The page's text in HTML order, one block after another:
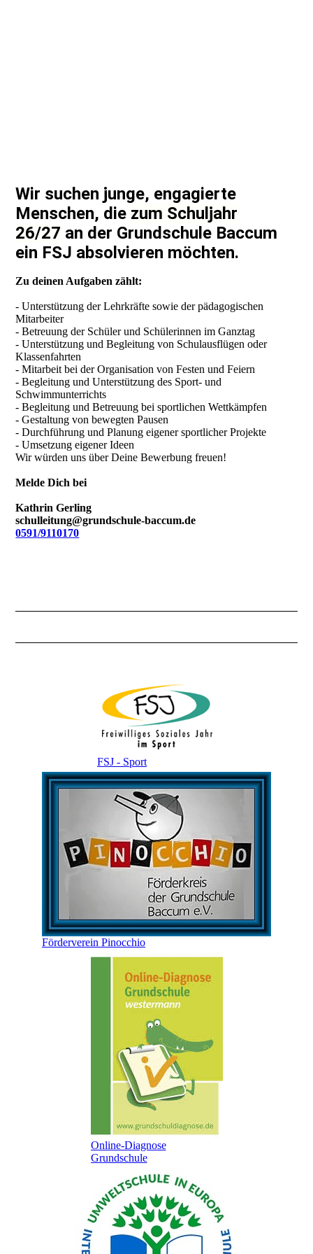
Wir suchen junge, engagierte
Menschen, die zum Schuljahr
26/27 an der Grundschule Baccum
ein FSJ absolvieren möchten.
Zu deinen Aufgaben zählt:
- Unterstützung der Lehrkräfte sowie der pädagogischen
Mitarbeiter
- Betreuung der Schüler und Schülerinnen im Ganztag
- Unterstützung und Begleitung von Schulausflügen oder
Klassenfahrten
- Mitarbeit bei der Organisation von Festen und Feiern
- Begleitung und Unterstützung des Sport- und
Schwimmunterrichts
- Begleitung und Betreuung bei sportlichen Wettkämpfen
- Gestaltung von bewegten Pausen
- Durchführung und Planung eigener sportlicher Projekte
- Umsetzung eigener Ideen
Wir würden uns über Deine Bewerbung freuen!
Melde Dich bei
Kathrin Gerling
schulleitung@grundschule-baccum.de
0591/9110170
FSJ - Sport
Förderverein Pinocchio
Online-Diagnose
Grundschule